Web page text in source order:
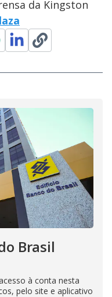
da Kingston
Brasil
à conta nesta
pelo site e aplicativo